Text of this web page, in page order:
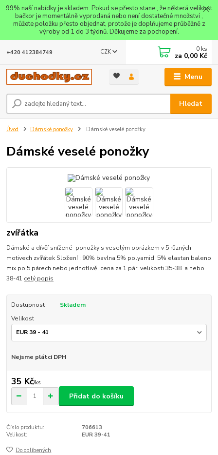
99% naší nabídky je skladem. Pokud se přesto stane , že některá velikost
bačkor je momentálně vyprodaná nebo není dostatečné množství ,
můžete položku přesto objednat, protože je doplňujeme průběžně z
výroby od 1 do 3 týdnů. Děkujeme za pochopení.
Menu
CZK
Hledat
+420 412384749 0 ks
za 0,00 Kč
Úvod Dámské ponožky Dámské veselé ponožky
Dámské veselé ponožky
zvířátka
Dámské a dívčí snížené ponožky s veselým obrázkem v 5 různých
motivech zvířátek Složení : 90% bavlna 5% polyamid, 5% elastan baleno
mix po 5 párech nebo jednotlivě. cena za 1 pár velikosti 35-38 a nebo
38-41 celý popis
Dostupnost
Skladem
Velikost
Nejsme plátci DPH
35 Kč/ks
Přidat do košíku
Číslo produktu:
706613
Velikost:
EUR 39-41
Do oblíbených